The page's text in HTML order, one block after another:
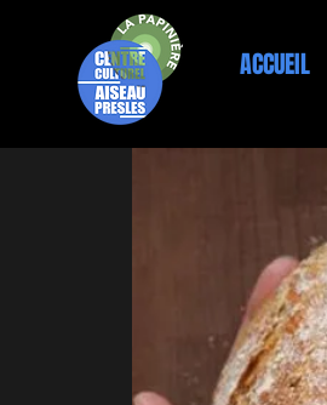
ACCUEIL